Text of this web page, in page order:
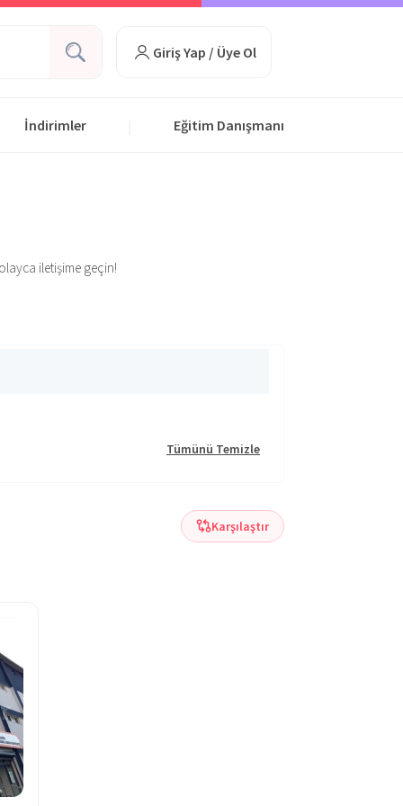
Giriş Yap / Üye Ol
İndirimler Eğitim Danışmanı
iletişime geçin!
Tümünü Temizle
Karşılaştır